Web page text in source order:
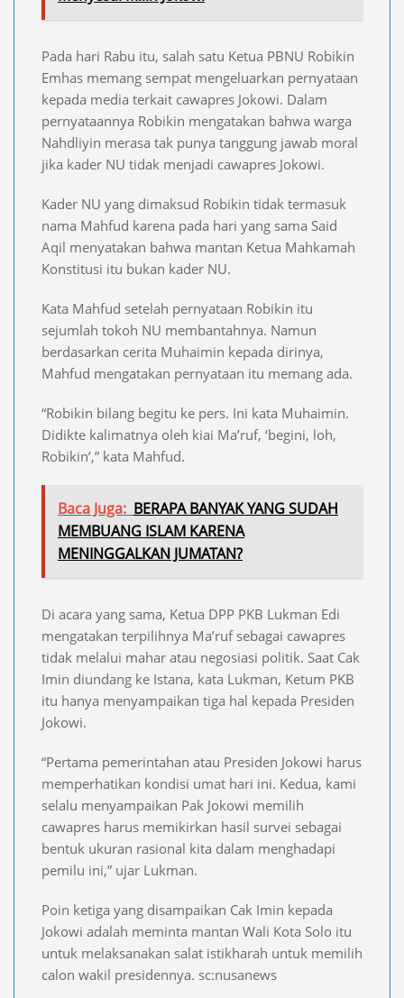
Pada hari Rabu itu, salah satu Ketua PBNU Robikin
Emhas memang sempat mengeluarkan pernyataan
kepada media terkait cawapres Jokowi. Dalam
pernyataannya Robikin mengatakan bahwa warga
Nahdliyin merasa tak punya tanggung jawab moral
jika kader NU tidak menjadi cawapres Jokowi.
Kader NU yang dimaksud Robikin tidak termasuk
nama Mahfud karena pada hari yang sama Said
Aqil menyatakan bahwa mantan Ketua Mahkamah
Konstitusi itu bukan kader NU.
Kata Mahfud setelah pernyataan Robikin itu
sejumlah tokoh NU membantahnya. Namun
berdasarkan cerita Muhaimin kepada dirinya,
Mahfud mengatakan pernyataan itu memang ada.
“Robikin bilang begitu ke pers. Ini kata Muhaimin.
Didikte kalimatnya oleh kiai Ma’ruf, ‘begini, loh,
Robikin’,” kata Mahfud.
Baca Juga: BERAPA BANYAK YANG SUDAH
MEMBUANG ISLAM KARENA
MENINGGALKAN JUMATAN?
Di acara yang sama, Ketua DPP PKB Lukman Edi
mengatakan terpilihnya Ma’ruf sebagai cawapres
tidak melalui mahar atau negosiasi politik. Saat Cak
Imin diundang ke Istana, kata Lukman, Ketum PKB
itu hanya menyampaikan tiga hal kepada Presiden
Jokowi.
“Pertama pemerintahan atau Presiden Jokowi harus
memperhatikan kondisi umat hari ini. Kedua, kami
selalu menyampaikan Pak Jokowi memilih
cawapres harus memikirkan hasil survei sebagai
bentuk ukuran rasional kita dalam menghadapi
pemilu ini,” ujar Lukman.
Poin ketiga yang disampaikan Cak Imin kepada
Jokowi adalah meminta mantan Wali Kota Solo itu
untuk melaksanakan salat istikharah untuk memilih
calon wakil presidennya. sc:nusanews